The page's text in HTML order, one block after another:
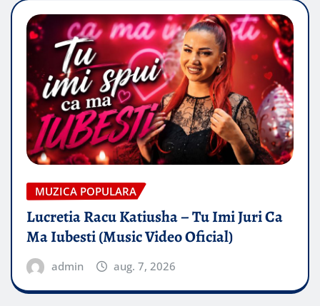
MUZICA POPULARA
Lucretia Racu Katiusha – Tu Imi Juri Ca
Ma Iubesti (Music Video Oficial)
admin aug. 7, 2026